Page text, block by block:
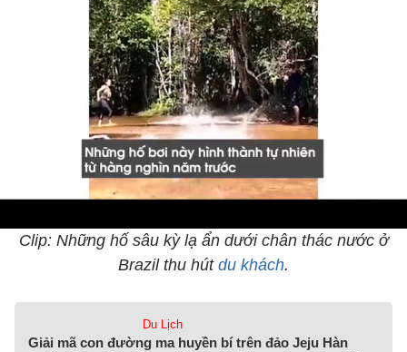
Clip: Những hố sâu kỳ lạ ẩn dưới chân thác nước ở
Brazil thu hút du khách.
Du Lịch
Giải mã con đường ma huyền bí trên đảo Jeju Hàn